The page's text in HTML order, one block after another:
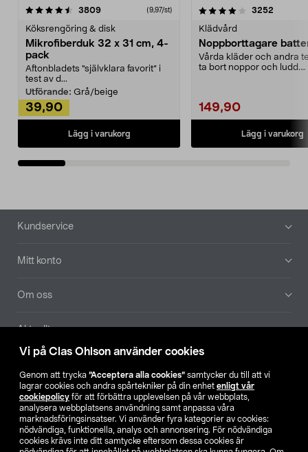
Vi på Clas Ohlson använder cookies
Genom att trycka ”Acceptera alla cookies” samtycker du till att vi
lagrar cookies och andra spårtekniker på din enhet enligt vår
cookiepolicy för att förbättra upplevelsen på vår webbplats,
analysera webbplatsens användning samt anpassa våra
marknadsföringsinsatser. Vi använder fyra kategorier av cookies:
nödvändiga, funktionella, analys och annonsering. För nödvändiga
cookies krävs inte ditt samtycke eftersom dessa cookies är
3809recensioner (9,97/st)
Köksrengöring & disk
Mikrofiberduk 32 x 31 cm, 4-
pack
Aftonbladets "självklara favorit” i
test av d...
Utförande: Grå/beige
39,90
Lägg i varukorg
4.0av 5 stjärnor 3252
Klädvård
Noppborttagare
Vårda kläder och andra
ta bort noppor och ludd.
149,90
Lägg i varukorg
4.5av 5 stjärnor
Sidfot
Kundservice
Mitt konto
Om oss
Aktuellt
Hitta butik
SE NO FI